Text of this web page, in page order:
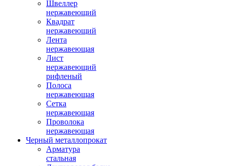
Швеллер
нержавеющий
Квадрат
нержавеющий
Лента
нержавеющая
Лист
нержавеющий
рифленый
Полоса
нержавеющая
Сетка
нержавеющая
Проволока
нержавеющая
Черный металлопрокат
Арматура
стальная